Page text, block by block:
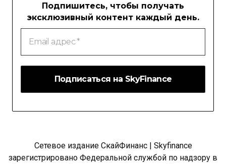
Подпишитесь, чтобы получать
эксклюзивный контент каждый день.
Email
адрес
Сетевое издание СкайФинанс | Skyfinance
зарегистрировано Федеральной службой по надзору в